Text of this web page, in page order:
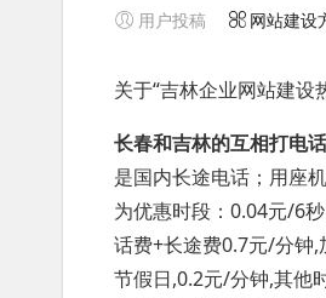
用户投稿 网站建设
关于“吉林企业网站建设
长春和吉林的互相打电
是国内长途电话；用座
为优惠时段：0.04元/6
话费+长途费0.7元/分钟
节假日,0.2元/分钟,其他